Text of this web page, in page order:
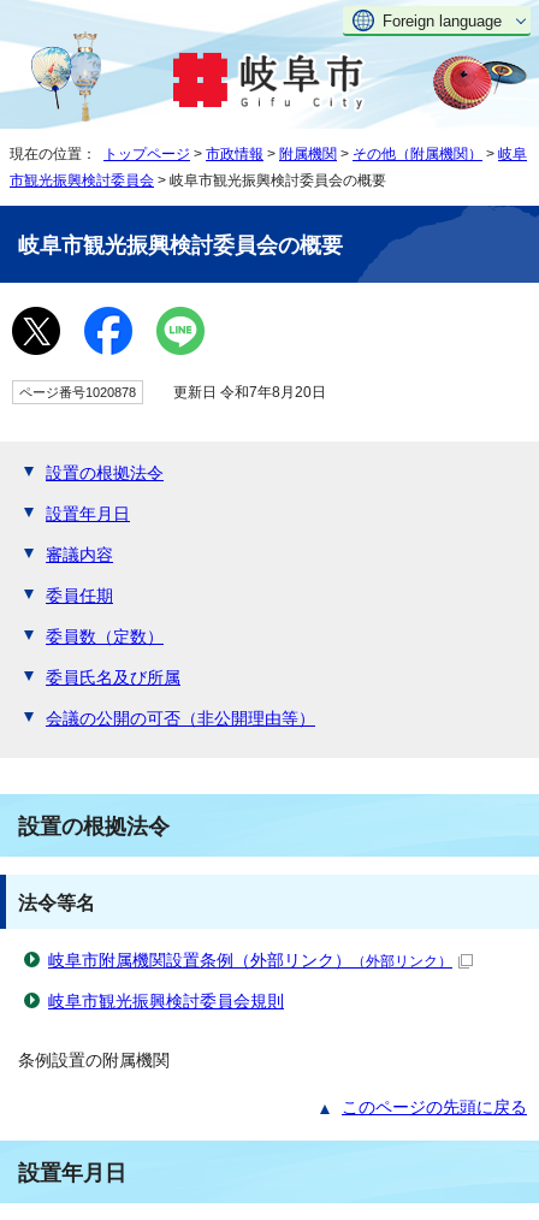
Foreign language
現在の位置： トップページ > 市政情報 > 附属機関 > その他（附属機関） > 岐阜
市観光振興検討委員会 > 岐阜市観光振興検討委員会の概要
岐阜市観光振興検討委員会の概要
ページ番号1020878 更新日 令和7年8月20日
設置の根拠法令
設置年月日
審議内容
委員任期
委員数（定数）
委員氏名及び所属
会議の公開の可否（非公開理由等）
設置の根拠法令
法令等名
岐阜市附属機関設置条例（外部リンク） （外部リンク）
岐阜市観光振興検討委員会規則
条例設置の附属機関
このページの先頭に戻る
設置年月日